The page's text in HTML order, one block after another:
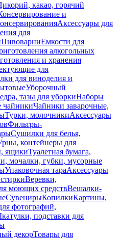
какао, горячий
и
Аксессуары для
для
ПивоварниЕмкости для
алкогольных
и хранения
для
для виноделия и
Уборочный
тазы для уборкиНаборы
чайникиЧайники заварочные,
Турки, молочникиАксессуары
Фильтры-
Сушилки для белья,
контейнеры для
ящикиТуалетная бумага,
мочалки, губки, мусорные
Упаковочная тараАксессуары
Веревки,
моющих средствВешалки-
СувенирыКопилкиКартины,
фотографий,
подставки для
декорТовары для